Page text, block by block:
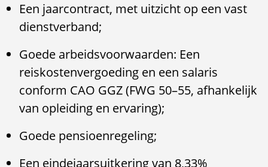
Een jaarcontract, met uitzicht op een vast
dienstverband;
Goede arbeidsvoorwaarden: Een
reiskostenvergoeding en een salaris
conform CAO GGZ (FWG 50–55, afhankelijk
van opleiding en ervaring);
Goede pensioenregeling;
Een eindejaarsuitkering van 8,33%